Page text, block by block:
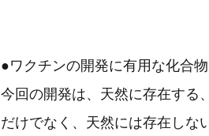
●ワクチンの開発に有用な化合
今回の開発は、天然に存在する
だけでなく、天然には存在しな